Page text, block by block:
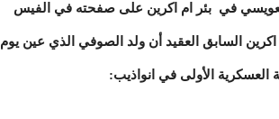
في بئر ام اكرين على صفحته في الفيس
اكرين السابق العقيد أن ولد الصوفي الذي عين يوم
العسكرية الأولى في انواذيب: